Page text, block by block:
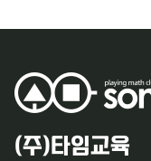
(주)타임교육